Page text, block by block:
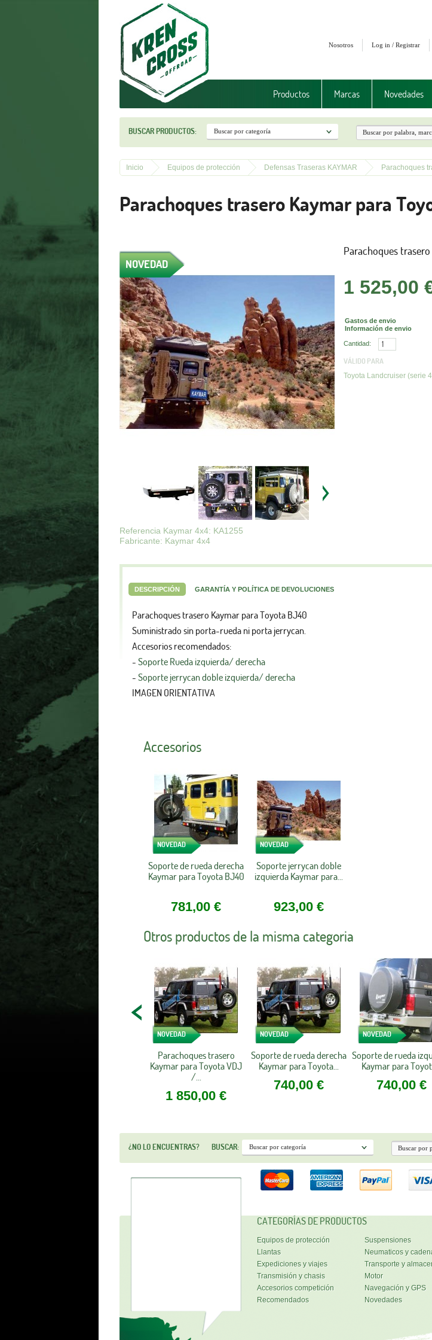
Log in / Registrar
Nosotros
Productos Marcas Novedades
BUSCAR PRODUCTOS:
Inicio Equipos de protección Defensas Traseras KAYMAR Parachoques
Parachoques trasero Kaymar para
NOVEDAD
Referencia Kaymar 4x4: KA1255
Fabricante: Kaymar 4x4
Parachoques
1 525,00
Gastos de envio
Información de envio
Cantidad:
VÁLIDO PARA
Toyota Landcruiser (serie
DESCRIPCIÓN GARANTÍA Y POLÍTICA DE DEVOLUCIONES
Parachoques trasero Kaymar para Toyota BJ40
Suministrado sin porta-rueda ni porta jerrycan.
Accesorios recomendados:
- Soporte Rueda izquierda/ derecha
- Soporte jerrycan doble izquierda/ derecha
IMAGEN ORIENTATIVA
Accesorios
NOVEDAD
Soporte de rueda derecha
Kaymar para Toyota BJ40
781,00 €
NOVEDAD
Soporte jerrycan doble
izquierda Kaymar para...
923,00 €
Otros productos de la misma categoria
NOVEDAD
Parachoques trasero
Kaymar para Toyota VDJ
/...
1 850,00 €
NOVEDAD
Soporte de rueda derecha
Kaymar para Toyota...
740,00 €
NOVEDAD
Soporte de rueda
Kaymar para
740,00 €
¿NO LO ENCUENTRAS? BUSCAR:
CATEGORÍAS DE PRODUCTOS
Equipos de protección Suspensiones
Llantas
Neumaticos y
Expediciones y viajes
Transporte y
Transmisión y chasis
Motor
Accesorios competición
Navegación y GPS
Recomendados
Novedades